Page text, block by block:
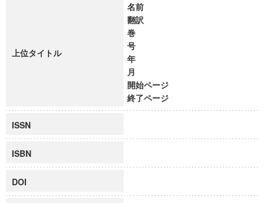
上位タイトル
名前
翻訳
巻
号
年
月
開始ページ
終了ページ
ISSN
ISBN
DOI